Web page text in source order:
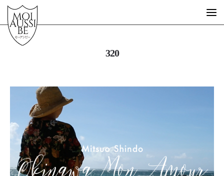
GUEST ARTIST
FREE SCHOOL
STORE
MESSAGE
320